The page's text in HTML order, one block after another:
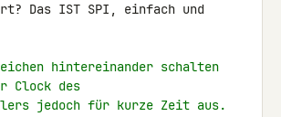
Das IST SPI, einfach und
hintereinander schalten
Clock des
jedoch für kurze Zeit aus.